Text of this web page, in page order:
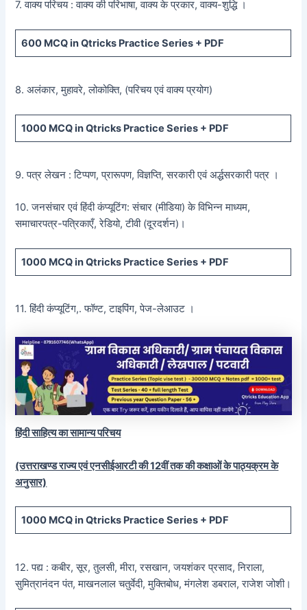
7. वाक्य परिचय : वाक्य की परिभाषा, वाक्य के प्रकार, वाक्य-शुद्धि ।
600 MCQ in Qtricks Practice Series + PDF
8. अलंकार, मुहावरे, लोकोक्ति, (परिचय एवं वाक्य प्रयोग)
1000 MCQin Qtricks Practice Series + PDF
9. पत्र लेखन : टिप्पण, प्रारूपण, विज्ञप्ति, सरकारी एवं अर्द्धसरकारी पत्र ।
10. जनसंचार एवं हिंदी कंप्यूटिंग: संचार (मीडिया) के विभिन्न माध्यम,
समाचारपत्र-पत्रिकाएँ, रेडियो, टीवी (दूरदर्शन)।
1000 MCQin Qtricks Practice Series + PDF
11. हिंदी कंप्यूटिंग,. फॉण्ट, टाइपिंग, पेज-लेआउट ।
हिंदी साहित्य का सामान्य परिचय
(उत्तराखण्ड राज्य एवं एनसीईआरटी की 12वीं तक की कक्षाओं के पाठ्यक्रम के
अनुसार)
1000 MCQin Qtricks Practice Series + PDF
12. पद्य : कबीर, सूर, तुलसी, मीरा, रसखान, जयशंकर प्रसाद, निराला,
सुमित्रानंदन पंत, माखनलाल चतुर्वेदी, मुक्तिबोध, मंगलेश डबराल, राजेश जोशी।